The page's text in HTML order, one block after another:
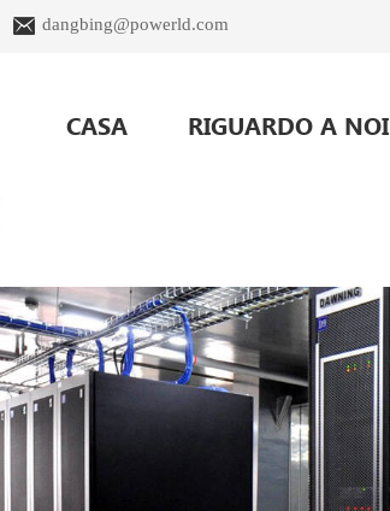
dangbing@powerld.com
CASA RIGUARDO A NOI